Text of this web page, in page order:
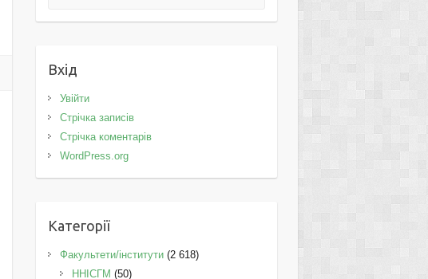
Вхід
Увійти
Стрічка записів
Стрічка коментарів
WordPress.org
Категорії
Факультети/інститути(2 618)
ННІСГМ (50)